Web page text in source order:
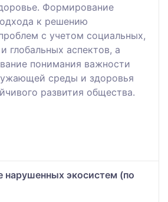
Формирование
к решению
с учетом социальных,
глобальных аспектов, а
понимания важности
среды и здоровья
развития общества.
нарушенных экосистем (по